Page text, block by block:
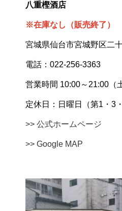
八重樫酒店
※在庫なし（販売終了）
宮城県仙台市宮城野区二
電話：022-256-3363
営業時間 10:00～21:00（
定休日：日曜日（第1・3・
>> 公式ホームページ
>> Google MAP